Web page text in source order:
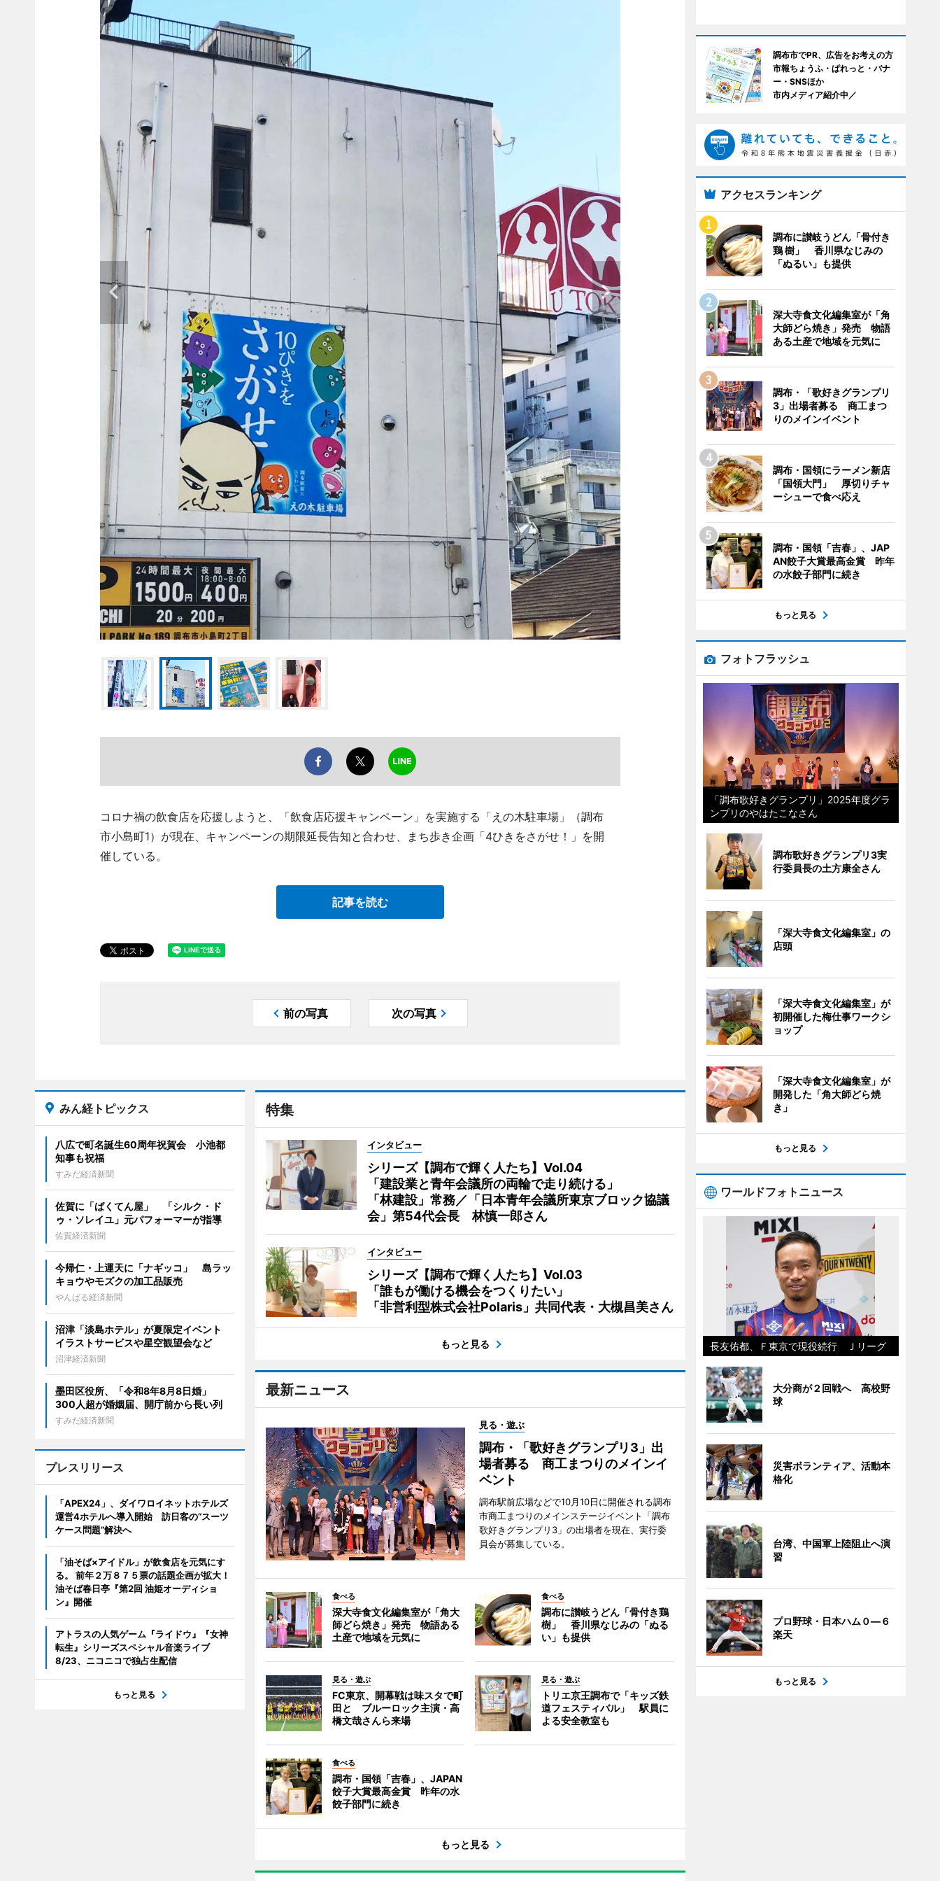
コロナ禍の飲食店を応援しようと、「飲食店応援キャンペーン」を実施する「えの木駐車場」（調布
市小島町1）が現在、キャンペーンの期限延長告知と合わせ、まち歩き企画「4ひきをさがせ！」を開
催している。
記事を読む
前の写真 次の写真
特集
インタビュー
シリーズ【調布で輝く人たち】Vol.04
「建設業と青年会議所の両輪で走り続ける」
「林建設」常務／「日本青年会議所東京ブロック協議
会」第54代会長 林慎一郎さん
インタビュー
シリーズ【調布で輝く人たち】Vol.03
「誰もが働ける機会をつくりたい」
「非営利型株式会社Polaris」共同代表・大槻昌美さん
もっと見る
最新ニュース
見る・遊ぶ
調布・「歌好きグランプリ3」出
場者募る 商工まつりのメインイ
ベント
調布駅前広場などで10月10日に開催される調布
市商工まつりのメインステージイベント「調布
歌好きグランプリ3」の出場者を現在、実行委
員会が募集している。
食べる
深大寺食文化編集室が「角大
師どら焼き」発売 物語ある
土産で地域を元気に
食べる
調布に讃岐うどん「骨付き鶏
樹」 香川県なじみの「ぬる
い」も提供
見る・遊ぶ
FC東京、開幕戦は味スタで町
田と ブルーロック主演・高
橋文哉さんら来場
見る・遊ぶ
トリエ京王調布で「キッズ鉄
道フェスティバル」 駅員に
よる安全教室も
食べる
調布・国領「吉春」、JAPAN
餃子大賞最高金賞 昨年の水
餃子部門に続き
もっと見る
みん経トピックス
八広で町名誕生60周年祝賀会 小池都
知事も祝福
すみだ経済新聞
佐賀に「ばくてん屋」 「シルク・ド
ゥ・ソレイユ」元パフォーマーが指導
佐賀経済新聞
今帰仁・上運天に「ナギッコ」 島ラッ
キョウやモズクの加工品販売
やんばる経済新聞
沼津「淡島ホテル」が夏限定イベント
イラストサービスや星空観望会など
沼津経済新聞
墨田区役所、「令和8年8月8日婚」
300人超が婚姻届、開庁前から長い列
すみだ経済新聞
プレスリリース
「APEX24」、ダイワロイネットホテルズ
運営4ホテルへ導入開始 訪日客の“スーツ
ケース問題”解決へ
「油そば×アイドル」が飲食店を元気にす
る。 前年２万８７５票の話題企画が拡大！
油そば春日亭『第2回 油姫オーディショ
ン』開催
アトラスの人気ゲーム『ライドウ』『女神
転生』シリーズスペシャル音楽ライブ
8/23、ニコニコで独占生配信
もっと見る
調布市でPR、広告をお考えの方
市報ちょうふ・ぱれっと・バナ
ー・SNSほか
市内メディア紹介中／
アクセスランキング
調布に讃岐うどん「骨付き
鶏 樹」 香川県なじみの
「ぬるい」も提供
深大寺食文化編集室が「角
大師どら焼き」発売 物語
ある土産で地域を元気に
調布・「歌好きグランプリ
3」出場者募る 商工まつ
りのメインイベント
調布・国領にラーメン新店
「国領大門」 厚切りチャ
ーシューで食べ応え
調布・国領「吉春」、JAP
AN餃子大賞最高金賞 昨年
の水餃子部門に続き
もっと見る
フォトフラッシュ
「調布歌好きグランプリ」2025年度グラ
ンプリのやはたこなさん
調布歌好きグランプリ3実
行委員長の土方康全さん
「深大寺食文化編集室」の
店頭
「深大寺食文化編集室」が
初開催した梅仕事ワークシ
ョップ
「深大寺食文化編集室」が
開発した「角大師どら焼
き」
もっと見る
ワールドフォトニュース
長友佑都、Ｆ東京で現役続行 Ｊリーグ
大分商が２回戦へ 高校野
球
災害ボランティア、活動本
格化
台湾、中国軍上陸阻止へ演
習
プロ野球・日本ハム０―６
楽天
もっと見る